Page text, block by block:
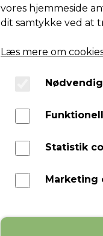
vores hjemmeside
dit samtykke ved at
Læs mere om
Statistik
Marketing